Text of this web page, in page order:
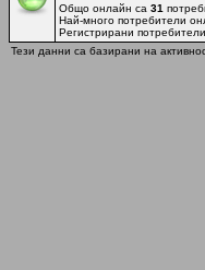
Общо онлайн са 31
Най-много потребители
Регистрирани
Тези данни са базирани на